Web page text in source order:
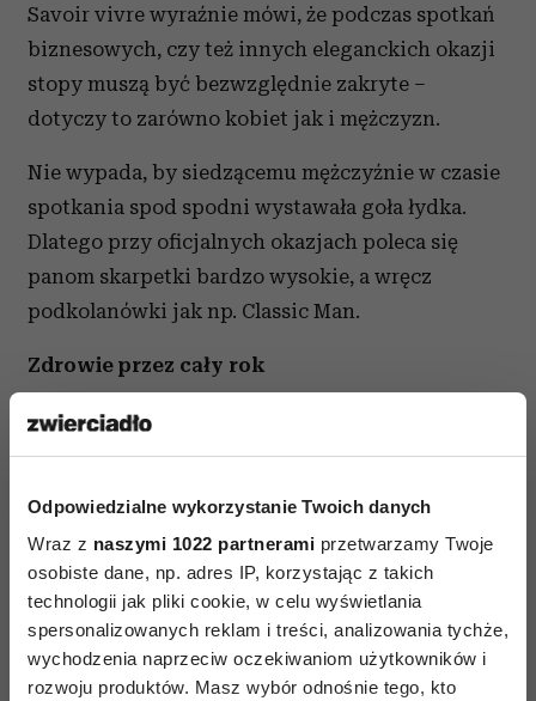
Odpowiedzialne wykorzystanie Twoich danych
Wraz z naszymi 1022 partnerami przetwarzamy Twoje
osobiste dane, np. adres IP, korzystając z takich
technologii jak pliki cookie, w celu wyświetlania
spersonalizowanych reklam i treści, analizowania tychże,
wychodzenia naprzeciw oczekiwaniom użytkowników i
rozwoju produktów. Masz wybór odnośnie tego, kto
Savoir vivre wyraźnie mówi, że podczas spotkań
biznesowych, czy też innych eleganckich okazji
stopy muszą być bezwzględnie zakryte –
dotyczy to zarówno kobiet jak i mężczyzn.
Nie wypada, by siedzącemu mężczyźnie w czasie
spotkania spod spodni wystawała goła łydka.
Dlatego przy oficjalnych okazjach poleca się
panom skarpetki bardzo wysokie, a wręcz
podkolanówki jak np. Classic Man.
Zdrowie przez cały rok
Nogi to część ciała, która wyjątkowo ciężko znosi
zapracowany, zabiegany tryb życia. To właśnie
ciała. Ich obrzęk pojawia się przez kłopoty
z nerkami, tarczycą, czy sercem. Reagują bólem
i opuchlizną na przepracowanie, nadmiar
treningu, czy w reakcji na leki. Z tym problemem
zmaga się wiele osób.